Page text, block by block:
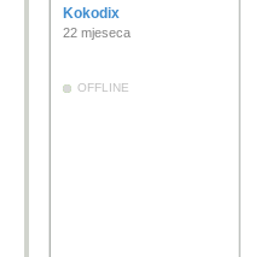
Kokodix
22 mjeseca
OFFLINE